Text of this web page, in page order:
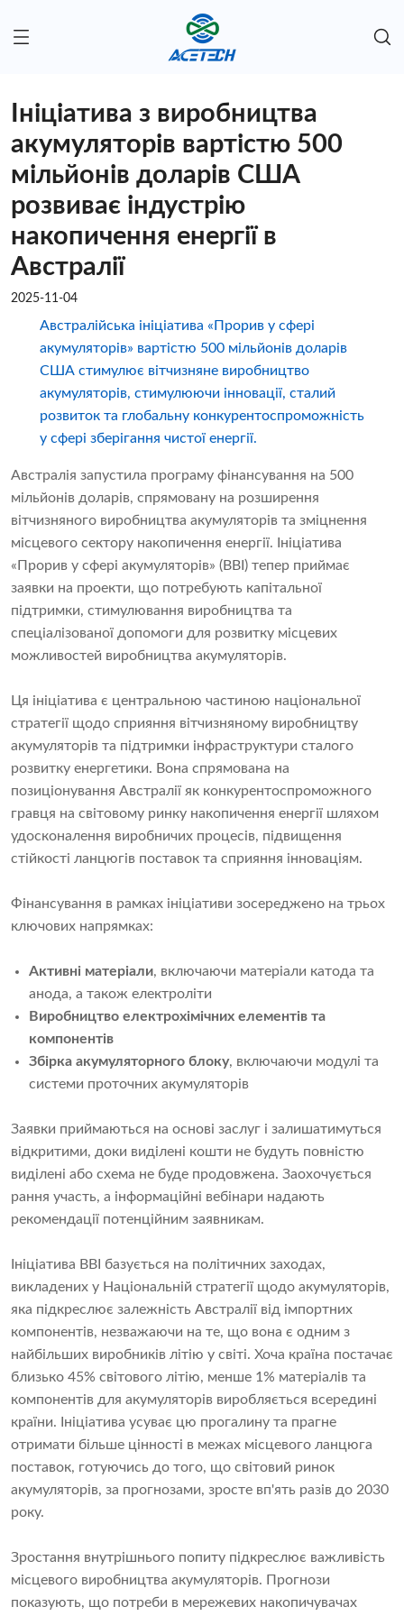
Ініціатива з виробництва
акумуляторів вартістю 500
мільйонів доларів США
розвиває індустрію
накопичення енергії в
Австралії
2025-11-04
Австралійська ініціатива «Прорив у сфері
акумуляторів» вартістю 500 мільйонів доларів
США стимулює вітчизняне виробництво
акумуляторів, стимулюючи інновації, сталий
розвиток та глобальну конкурентоспроможність
у сфері зберігання чистої енергії.
Австралія запустила програму фінансування на 500
мільйонів доларів, спрямовану на розширення
вітчизняного виробництва акумуляторів та зміцнення
місцевого сектору накопичення енергії. Ініціатива
«Прорив у сфері акумуляторів» (BBI) тепер приймає
заявки на проекти, що потребують капітальної
підтримки, стимулювання виробництва та
спеціалізованої допомоги для розвитку місцевих
можливостей виробництва акумуляторів.
Ця ініціатива є центральною частиною національної
стратегії щодо сприяння вітчизняному виробництву
акумуляторів та підтримки інфраструктури сталого
розвитку енергетики. Вона спрямована на
позиціонування Австралії як конкурентоспроможного
гравця на світовому ринку накопичення енергії шляхом
удосконалення виробничих процесів, підвищення
стійкості ланцюгів поставок та сприяння інноваціям.
Фінансування в рамках ініціативи зосереджено на трьох
ключових напрямках:
Активні матеріали, включаючи матеріали катода та
анода, а також електроліти
Виробництво електрохімічних елементів та
компонентів
Збірка акумуляторного блоку, включаючи модулі та
системи проточних акумуляторів
Заявки приймаються на основі заслуг і залишатимуться
відкритими, доки виділені кошти не будуть повністю
виділені або схема не буде продовжена. Заохочується
рання участь, а інформаційні вебінари надають
рекомендації потенційним заявникам.
Ініціатива BBI базується на політичних заходах,
викладених у Національній стратегії щодо акумуляторів,
яка підкреслює залежність Австралії від імпортних
компонентів, незважаючи на те, що вона є одним з
найбільших виробників літію у світі. Хоча країна постачає
близько 45% світового літію, менше 1% матеріалів та
компонентів для акумуляторів виробляється всередині
країни. Ініціатива усуває цю прогалину та прагне
отримати більше цінності в межах місцевого ланцюга
поставок, готуючись до того, що світовий ринок
акумуляторів, за прогнозами, зросте вп'ять разів до 2030
року.
Зростання внутрішнього попиту підкреслює важливість
місцевого виробництва акумуляторів. Прогнози
показують, що потреби в мережевих накопичувачах